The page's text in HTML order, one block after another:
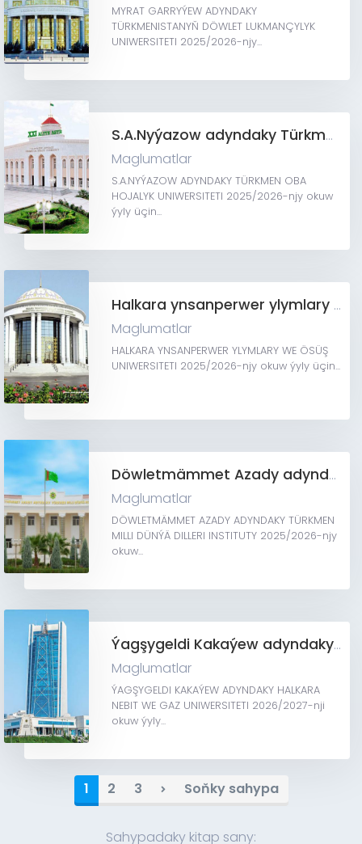
MYRAT GARRYÝEW ADYNDAKY
TÜRKMENISTANYŇ DÖWLET LUKMANÇYLYK
UNIWERSITETI 2025/2026-njy...
S.A.Nyýazow adyndaky Türkmen oba hojalyk uniwersiteti
Maglumatlar
S.A.NYÝAZOW ADYNDAKY TÜRKMEN OBA
HOJALYK UNIWERSITETI 2025/2026-njy okuw
ýyly üçin...
Halkara ynsanperwer ylymlary we ösüş uniwersiteti
Maglumatlar
HALKARA YNSANPERWER YLYMLARY WE ÖSÜŞ
UNIWERSITETI 2025/2026-njy okuw ýyly üçin...
Döwletmämmet Azady adyndaky Türkmen milli dünýä dilleri instituty
Maglumatlar
DÖWLETMÄMMET AZADY ADYNDAKY TÜRKMEN
MILLI DÜNÝÄ DILLERI INSTITUTY 2025/2026-njy
okuw...
Ýagşygeldi Kakaýew adyndaky halkara nebit we gaz uniwersiteti
Maglumatlar
ÝAGŞYGELDI KAKAÝEW ADYNDAKY HALKARA
NEBIT WE GAZ UNIWERSITETI 2026/2027-nji
okuw ýyly...
1 2 3 Soňky sahypa
Sahypadaky kitap sany: